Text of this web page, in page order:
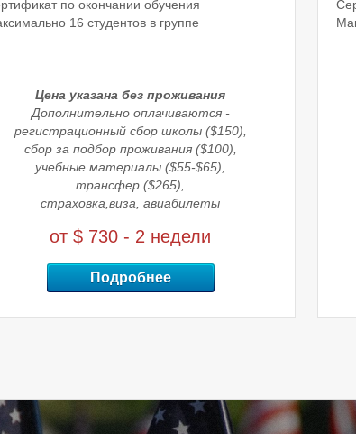
по окончании обучения
16 студентов в группе
Цена указана без проживания
Дополнительно оплачиваются -
регистрационный сбор школы ($150),
сбор за подбор проживания ($100),
учебные материалы ($55-$65),
трансфер ($265),
страховка,виза, авиабилеты
от $ 730 - 2 недели
Подробнее